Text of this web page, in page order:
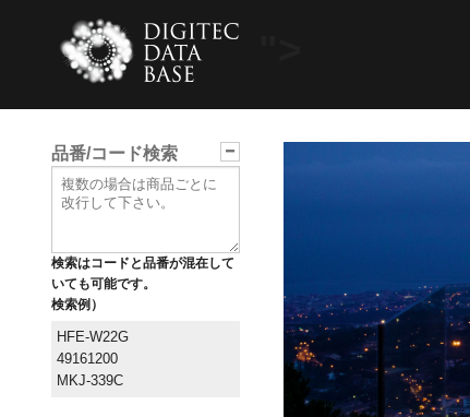
品番/コード検索
検索はコードと品番が混在して
いても可能です。
検索例）
HFE-W22G
49161200
MKJ-339C